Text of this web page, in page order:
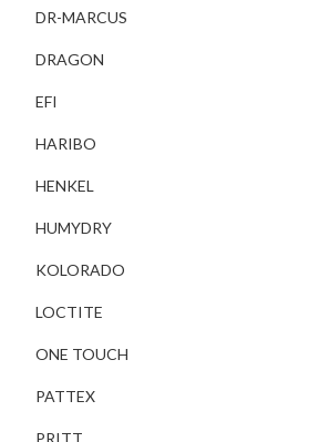
DR-MARCUS
DRAGON
EFI
HARIBO
HENKEL
HUMYDRY
KOLORADO
LOCTITE
ONE TOUCH
PATTEX